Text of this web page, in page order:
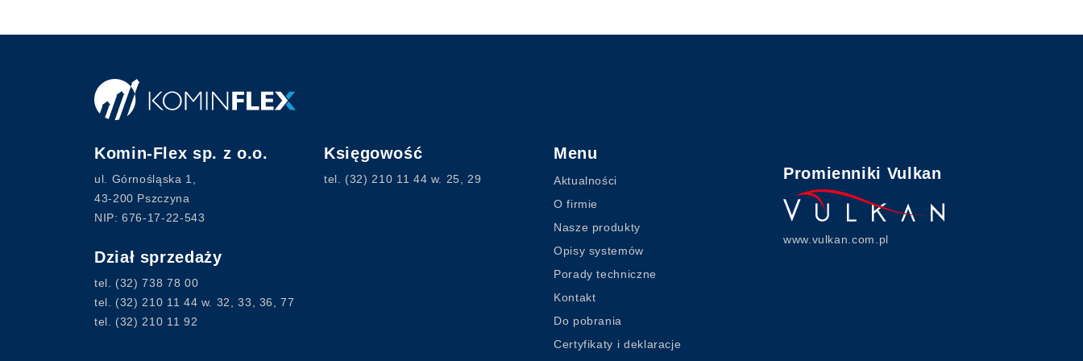
Komin-Flex sp. z o.o.
ul. Górnośląska 1,
43-200 Pszczyna
NIP: 676-17-22-543
Dział sprzedaży
tel. (32) 738 78 00
tel. (32) 210 11 44 w. 32, 33, 36, 77
tel. (32) 210 11 92
Księgowość
tel. (32) 210 11 44 w. 25, 29
Menu
Aktualności
O firmie
Nasze produkty
Opisy systemów
Porady techniczne
Kontakt
Do pobrania
Certyfikaty i deklaracje
Promienniki Vulkan
www.vulkan.com.pl